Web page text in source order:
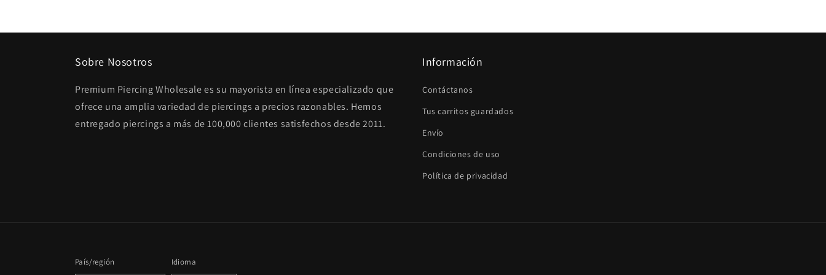
Sobre Nosotros
Premium Piercing Wholesale es su mayorista en línea especializado que
ofrece una amplia variedad de piercings a precios razonables. Hemos
entregado piercings a más de 100,000 clientes satisfechos desde 2011.
Información
Contáctanos
Tus carritos guardados
Envío
Condiciones de uso
Política de privacidad
País/región Idioma